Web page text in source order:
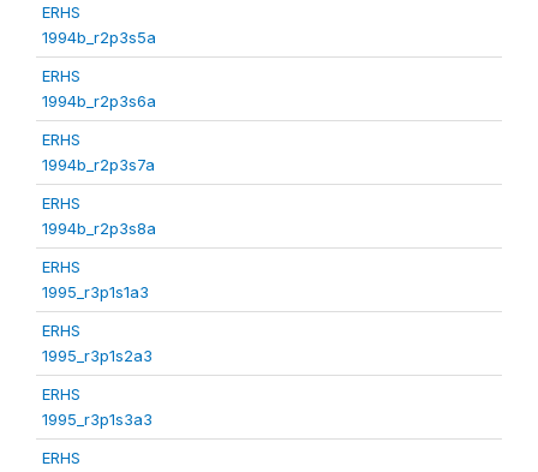
ERHS
1994b_r2p3s5a
ERHS
1994b_r2p3s6a
ERHS
1994b_r2p3s7a
ERHS
1994b_r2p3s8a
ERHS
1995_r3p1s1a3
ERHS
1995_r3p1s2a3
ERHS
1995_r3p1s3a3
ERHS